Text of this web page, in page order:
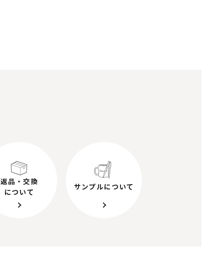
返品・交換
について
サンプルについて